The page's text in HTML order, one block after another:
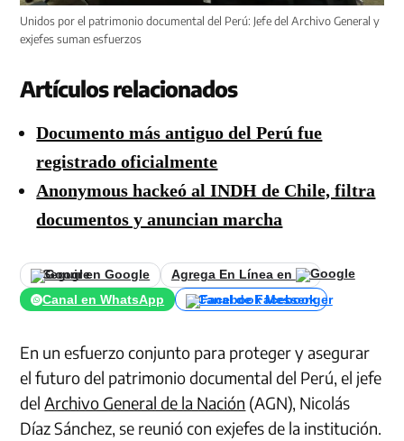
Unidos por el patrimonio documental del Perú: Jefe del Archivo General y
exjefes suman esfuerzos
Artículos relacionados
Documento más antiguo del Perú fue
registrado oficialmente
Anonymous hackeó al INDH de Chile, filtra
documentos y anuncian marcha
Seguir en Google
Agrega En Línea en
Canal en WhatsApp
Canal de Facebook
En un esfuerzo conjunto para proteger y asegurar
el futuro del patrimonio documental del Perú, el jefe
delArchivo General de la Nación (AGN), Nicolás
Díaz Sánchez, se reunió con exjefes de la institución.